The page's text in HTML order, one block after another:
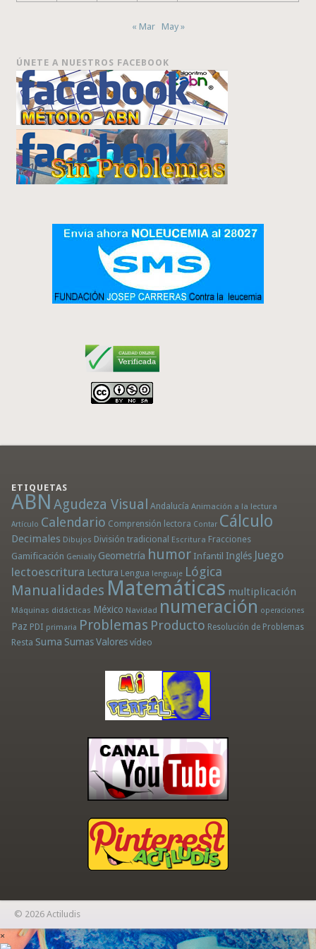
« Mar May »
ÚNETE A NUESTROS FACEBOOK
ETIQUETAS
ABN Agudeza Visual Andalucía Animación a la lectura
Artículo Calendario Comprensión lectora Contar Cálculo
Decimales Dibujos División tradicional Escritura Fracciones
Gamificación Genially Geometría humor Infantil Inglés Juego
lectoescritura Lectura Lengua lenguaje Lógica
Manualidades Matemáticas multiplicación
Máquinas didácticas México Navidad numeración operaciones
Paz PDI primaria Problemas Producto Resolución de Problemas
Resta Suma Sumas Valores vídeo
© 2026 Actiludis
×